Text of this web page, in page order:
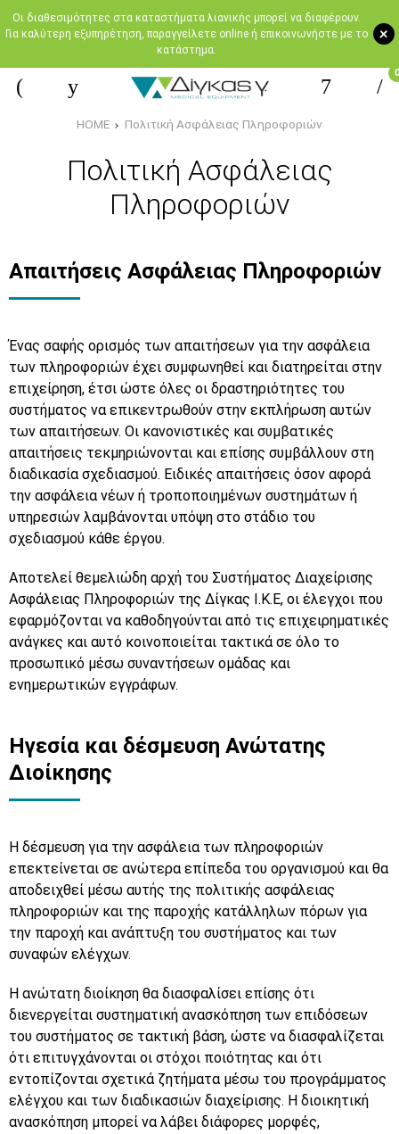
+
Oι διαθεσιμότητες στα καταστήματα λιανικής μπορεί να διαφέρουν.
Για καλύτερη εξυπηρέτηση, παραγγείλετε online ή επικοινωνήστε με το
κατάστημα.
0
HOME Πολιτική Ασφάλειας Πληροφοριών
Πολιτική Ασφάλειας
Πληροφοριών
Απαιτήσεις Ασφάλειας Πληροφοριών
Ένας σαφής ορισμός των απαιτήσεων για την ασφάλεια
των πληροφοριών έχει συμφωνηθεί και διατηρείται στην
επιχείρηση, έτσι ώστε όλες οι δραστηριότητες του
συστήματος να επικεντρωθούν στην εκπλήρωση αυτών
των απαιτήσεων. Οι κανονιστικές και συμβατικές
απαιτήσεις τεκμηριώνονται και επίσης συμβάλλουν στη
διαδικασία σχεδιασμού. Ειδικές απαιτήσεις όσον αφορά
την ασφάλεια νέων ή τροποποιημένων συστημάτων ή
υπηρεσιών λαμβάνονται υπόψη στο στάδιο του
σχεδιασμού κάθε έργου.
Αποτελεί θεμελιώδη αρχή του Συστήματος Διαχείρισης
Ασφάλειας Πληροφοριών της Δίγκας Ι.Κ.Ε, οι έλεγχοι που
εφαρμόζονται να καθοδηγούνται από τις επιχειρηματικές
ανάγκες και αυτό κοινοποιείται τακτικά σε όλο το
προσωπικό μέσω συναντήσεων ομάδας και
ενημερωτικών εγγράφων.
Ηγεσία και δέσμευση Ανώτατης
Διοίκησης
Η δέσμευση για την ασφάλεια των πληροφοριών
επεκτείνεται σε ανώτερα επίπεδα του οργανισμού και θα
αποδειχθεί μέσω αυτής της πολιτικής ασφάλειας
πληροφοριών και της παροχής κατάλληλων πόρων για
την παροχή και ανάπτυξη του συστήματος και των
συναφών ελέγχων.
Η ανώτατη διοίκηση θα διασφαλίσει επίσης ότι
διενεργείται συστηματική ανασκόπηση των επιδόσεων
του συστήματος σε τακτική βάση, ώστε να διασφαλίζεται
ότι επιτυγχάνονται οι στόχοι ποιότητας και ότι
εντοπίζονται σχετικά ζητήματα μέσω του προγράμματος
ελέγχου και των διαδικασιών διαχείρισης. Η διοικητική
ανασκόπηση μπορεί να λάβει διάφορες μορφές,